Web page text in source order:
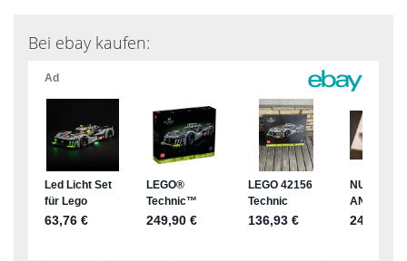
Bei ebay kaufen: